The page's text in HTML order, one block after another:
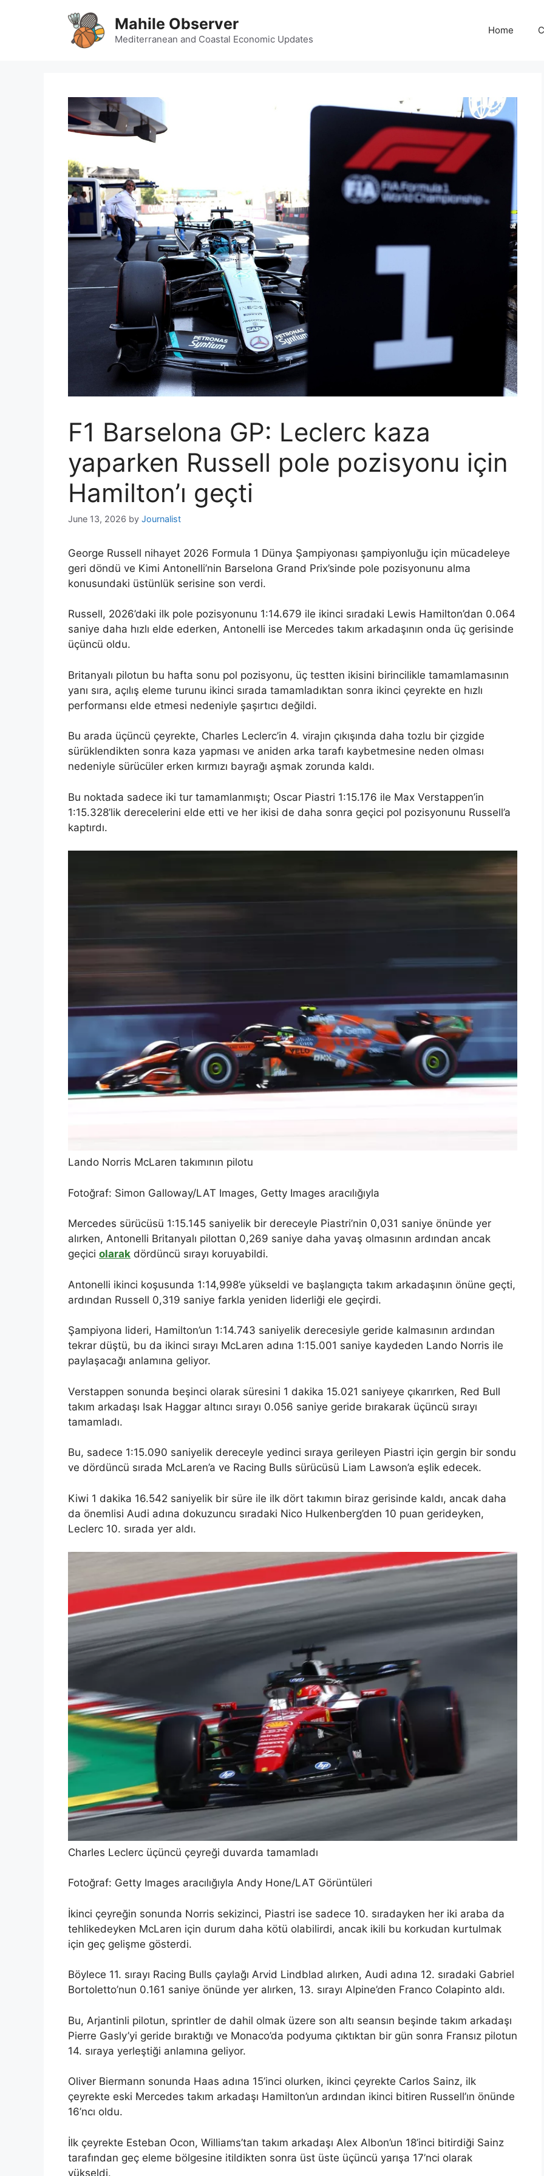
Mahile Observer
Mediterranean and Coastal Economic Updates
Home
F1 Barselona GP: Leclerc kaza
yaparken Russell pole pozisyonu için
Hamilton’ı geçti
June 13, 2026 by Journalist
George Russell nihayet 2026 Formula 1 Dünya Şampiyonası şampiyonluğu için mücadeleye
geri döndü ve Kimi Antonelli’nin Barselona Grand Prix’sinde pole pozisyonunu alma
konusundaki üstünlük serisine son verdi.
Russell, 2026’daki ilk pole pozisyonunu 1:14.679 ile ikinci sıradaki Lewis Hamilton’dan 0.064
saniye daha hızlı elde ederken, Antonelli ise Mercedes takım arkadaşının onda üç gerisinde
üçüncü oldu.
Britanyalı pilotun bu hafta sonu pol pozisyonu, üç testten ikisini birincilikle tamamlamasının
yanı sıra, açılış eleme turunu ikinci sırada tamamladıktan sonra ikinci çeyrekte en hızlı
performansı elde etmesi nedeniyle şaşırtıcı değildi.
Bu arada üçüncü çeyrekte, Charles Leclerc’in 4. virajın çıkışında daha tozlu bir çizgide
sürüklendikten sonra kaza yapması ve aniden arka tarafı kaybetmesine neden olması
nedeniyle sürücüler erken kırmızı bayrağı aşmak zorunda kaldı.
Bu noktada sadece iki tur tamamlanmıştı; Oscar Piastri 1:15.176 ile Max Verstappen’in
1:15.328’lik derecelerini elde etti ve her ikisi de daha sonra geçici pol pozisyonunu Russell’a
kaptırdı.
Lando Norris McLaren takımının pilotu
Fotoğraf: Simon Galloway/LAT Images, Getty Images aracılığıyla
Mercedes sürücüsü 1:15.145 saniyelik bir dereceyle Piastri’nin 0,031 saniye önünde yer
alırken, Antonelli Britanyalı pilottan 0,269 saniye daha yavaş olmasının ardından ancak
geçici olarak dördüncü sırayı koruyabildi.
Antonelli ikinci koşusunda 1:14,998’e yükseldi ve başlangıçta takım arkadaşının önüne geçti,
ardından Russell 0,319 saniye farkla yeniden liderliği ele geçirdi.
Şampiyona lideri, Hamilton’un 1:14.743 saniyelik derecesiyle geride kalmasının ardından
tekrar düştü, bu da ikinci sırayı McLaren adına 1:15.001 saniye kaydeden Lando Norris ile
paylaşacağı anlamına geliyor.
Verstappen sonunda beşinci olarak süresini 1 dakika 15.021 saniyeye çıkarırken, Red Bull
takım arkadaşı Isak Haggar altıncı sırayı 0.056 saniye geride bırakarak üçüncü sırayı
tamamladı.
Bu, sadece 1:15.090 saniyelik dereceyle yedinci sıraya gerileyen Piastri için gergin bir sondu
ve dördüncü sırada McLaren’a ve Racing Bulls sürücüsü Liam Lawson’a eşlik edecek.
Kiwi 1 dakika 16.542 saniyelik bir süre ile ilk dört takımın biraz gerisinde kaldı, ancak daha
da önemlisi Audi adına dokuzuncu sıradaki Nico Hulkenberg’den 10 puan gerideyken,
Leclerc 10. sırada yer aldı.
Charles Leclerc üçüncü çeyreği duvarda tamamladı
Fotoğraf: Getty Images aracılığıyla Andy Hone/LAT Görüntüleri
İkinci çeyreğin sonunda Norris sekizinci, Piastri ise sadece 10. sıradayken her iki araba da
tehlikedeyken McLaren için durum daha kötü olabilirdi, ancak ikili bu korkudan kurtulmak
için geç gelişme gösterdi.
Böylece 11. sırayı Racing Bulls çaylağı Arvid Lindblad alırken, Audi adına 12. sıradaki Gabriel
Bortoletto’nun 0.161 saniye önünde yer alırken, 13. sırayı Alpine’den Franco Colapinto aldı.
Bu, Arjantinli pilotun, sprintler de dahil olmak üzere son altı seansın beşinde takım arkadaşı
Pierre Gasly’yi geride bıraktığı ve Monaco’da podyuma çıktıktan bir gün sonra Fransız pilotun
14. sıraya yerleştiği anlamına geliyor.
Oliver Biermann sonunda Haas adına 15’inci olurken, ikinci çeyrekte Carlos Sainz, ilk
çeyrekte eski Mercedes takım arkadaşı Hamilton’un ardından ikinci bitiren Russell’ın önünde
16’ncı oldu.
İlk çeyrekte Esteban Ocon, Williams’tan takım arkadaşı Alex Albon’un 18’inci bitirdiği Sainz
tarafından geç eleme bölgesine itildikten sonra üst üste üçüncü yarışa 17’nci olarak
yükseldi.